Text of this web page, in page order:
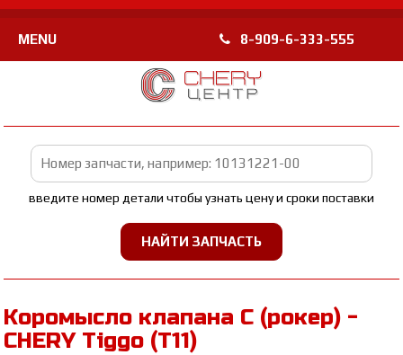
MENU 8-909-6-333-555
введите номер детали чтобы узнать цену и сроки поставки
Коромысло клапана С (рокер) -
CHERY Tiggo (T11)